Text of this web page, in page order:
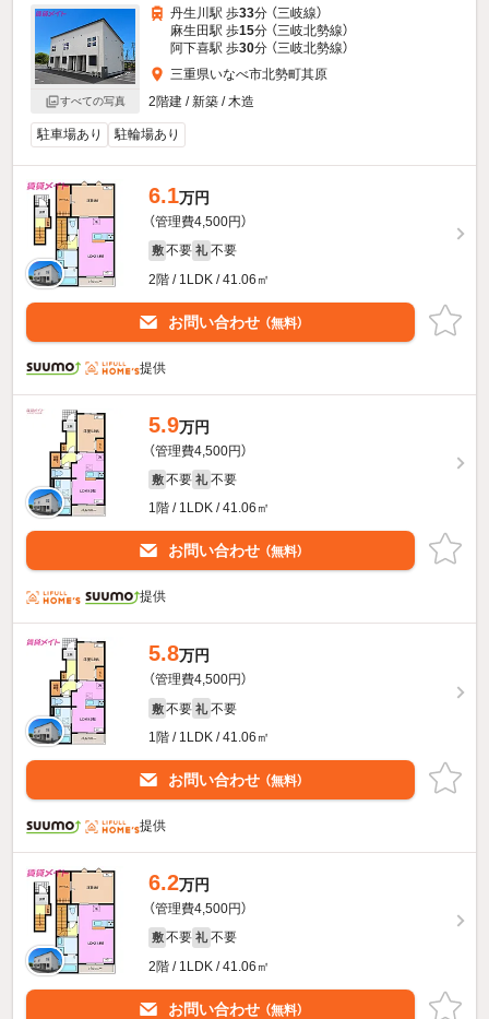
すべての写真
丹生川駅 歩33分 （三岐線）
麻生田駅 歩15分 （三岐北勢線）
阿下喜駅 歩30分 （三岐北勢線）
三重県いなべ市北勢町其原
2階建 / 新築 / 木造
駐車場あり 駐輪場あり
6.1万円
（管理費4,500円）
敷 不要 礼 不要
2階 / 1LDK / 41.06㎡
お問い合わせ （無料）
提供
5.9万円
（管理費4,500円）
敷 不要 礼 不要
1階 / 1LDK / 41.06㎡
お問い合わせ （無料）
提供
5.8万円
（管理費4,500円）
敷 不要 礼 不要
1階 / 1LDK / 41.06㎡
お問い合わせ （無料）
提供
6.2万円
（管理費4,500円）
敷 不要 礼 不要
2階 / 1LDK / 41.06㎡
お問い合わせ （無料）